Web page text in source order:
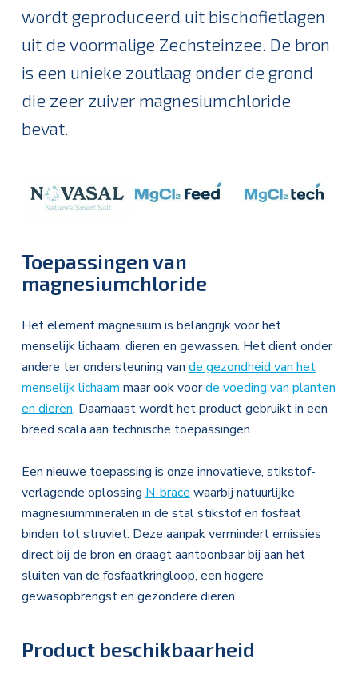
wordt geproduceerd uit bischofietlagen
uit de voormalige Zechsteinzee. De bron
is een unieke zoutlaag onder de grond
die zeer zuiver magnesiumchloride
bevat.
Toepassingen van
magnesiumchloride
Het element magnesium is belangrijk voor het
menselijk lichaam, dieren en gewassen. Het dient onder
andere ter ondersteuning van de gezondheid van het
menselijk lichaam maar ook voorde voeding van planten
en dieren. Daarnaast wordt het product gebruikt in een
breed scala aan technische toepassingen.
Een nieuwe toepassing is onze innovatieve, stikstof-
verlagende oplossing N-brace waarbij natuurlijke
magnesiummineralen in de stal stikstof en fosfaat
binden tot struviet. Deze aanpak vermindert emissies
direct bij de bron en draagt aantoonbaar bij aan het
sluiten van de fosfaatkringloop, een hogere
gewasopbrengst en gezondere dieren.
Product beschikbaarheid